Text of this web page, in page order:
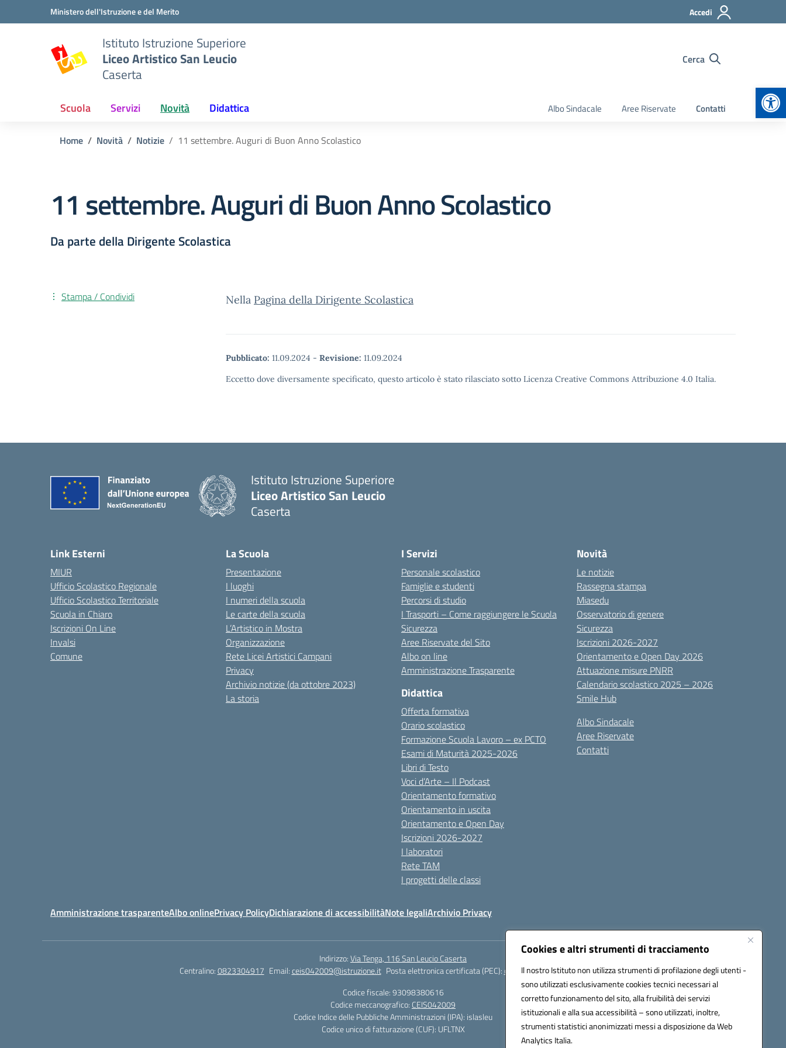
Cookies e altri strumenti di tracciamento
Il nostro Istituto non utilizza strumenti di profilazione degli utenti -
sono utilizzati esclusivamente cookies tecnici necessari al
corretto funzionamento del sito, alla fruibilità dei servizi
istituzionali e alla sua accessibilità – sono utilizzati, inoltre,
strumenti statistici anonimizzati messi a disposizione da Web
Analytics Italia.
Vai ai contenuti
Vai al menu di navigazioneMinistero dell'Istruzione e del Merito Accedi
Istituto Istruzione Superiore
Liceo Artistico San Leucio
Caserta
Cerca
Scuola Servizi Novità Didattica Albo Sindacale Aree Riservate Contatti
Home Novità Notizie 11 settembre. Auguri di Buon Anno Scolastico
11 settembre. Auguri di Buon Anno Scolastico
Da parte della Dirigente Scolastica
Nella Pagina della Dirigente Scolastica
Pubblicato: 11.09.2024 - Revisione: 11.09.2024
Eccetto dove diversamente specificato, questo articolo è stato rilasciato sotto Licenza Creative Commons Attribuzione 4.0 Italia.
Stampa / Condividi
Istituto Istruzione Superiore
Liceo Artistico San Leucio
Caserta
Link Esterni
MIUR
Ufficio Scolastico Regionale
Ufficio Scolastico Territoriale
Scuola in Chiaro
Iscrizioni On Line
Invalsi
Comune
La Scuola
Presentazione
I luoghi
I numeri della scuola
Le carte della scuola
L’Artistico in Mostra
Organizzazione
Rete Licei Artistici Campani
Privacy
Archivio notizie (da ottobre 2023)
La storia
I Servizi
Personale scolastico
Famiglie e studenti
Percorsi di studio
I Trasporti – Come raggiungere le Scuola
Sicurezza
Aree Riservate del Sito
Albo on line
Amministrazione Trasparente
Didattica
Offerta formativa
Orario scolastico
Formazione Scuola Lavoro – ex PCTO
Esami di Maturità 2025-2026
Libri di Testo
Voci d’Arte – Il Podcast
Orientamento formativo
Orientamento in uscita
Orientamento e Open Day
Iscrizioni 2026-2027
I laboratori
Rete TAM
I progetti delle classi
Novità
Le notizie
Rassegna stampa
Miasedu
Osservatorio di genere
Sicurezza
Iscrizioni 2026-2027
Orientamento e Open Day 2026
Attuazione misure PNRR
Calendario scolastico 2025 – 2026
Smile Hub
Albo Sindacale
Aree Riservate
Contatti
Amministrazione trasparenteAlbo onlinePrivacy PolicyDichiarazione di accessibilitàNote legaliArchivio Privacy
Indirizzo:Via Tenga, 116 San Leucio Caserta
Centralino:0823304917 Email:ceis042009@istruzione.it Posta elettronica certificata (PEC):ceis042009@pec.istruzione.it
Codice fiscale: 93098380616
Codice meccanografico: CEIS042009
Codice Indice delle Pubbliche Amministrazioni (IPA): islasleu
Codice unico di fatturazione (CUF): UFLTNX